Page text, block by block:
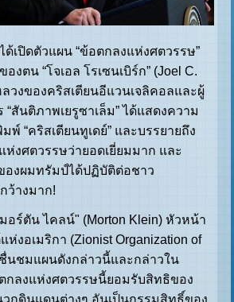
เปิดตัวแผน “ข้อตกลงแห่งศตวรรษ”
องตน “โจเอล โรเซนเบิร์ก” (Joel C.
วงของคริสเตียนอีแวนเจลิคอลและผู้
สันติภาพเยรูซาเล็ม” ได้แสดงความ
“คริสเตียนทูเดย์” และบรรยายถึง
ห่งศตวรรษว่ายอดเยี่ยมมาก และ
องผมทรัมป์ได้ปฏิบัติต่อชาว
ว้างมาก!
ร์ตัน ไคลน์" (Morton Klein) หัวหน้า
งอเมริกา (Zionist Organization of
นชมแผนดังกล่าวนี้และกล่าวใน
กลงแห่งศตวรรษนี้ยอมรับสิทธิของ
วกดินแดนต่างๆ อันเป็นกรรมสิทธิ์ของ